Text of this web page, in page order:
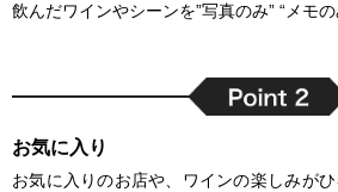
飲んだワインやシーンを”写真のみ” “メモ
お気に入り
お気に入りのお店や、ワインの楽しみが